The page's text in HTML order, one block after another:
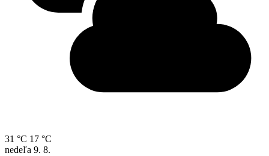
31 °C 17 °C
nedeľa 9. 8.